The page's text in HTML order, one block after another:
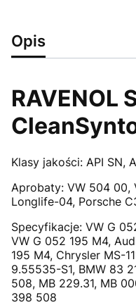
Opis
RAVENOL
Klasy jakości: ​​API SN,
Aprobaty: ​VW 504 00,
Longlife-04, Porsche
Specyfikacje: ​VW G
VW G 052 195 M4,
195 M4, Chrysler MS-
9.55535-S1, BMW 83
508, MB 229.31, MB
398 508